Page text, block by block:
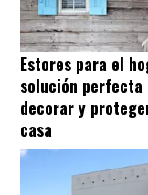
Estores para el
solución perfecta
decorar y
casa